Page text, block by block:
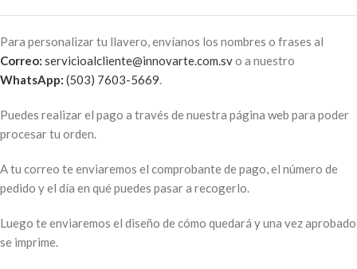
Para personalizar tu llavero, envíanos los nombres o frases al
Correo: servicioalcliente@innovarte.com.svo a nuestro
WhatsApp: (503) 7603-5669.
Puedes realizar el pago a través de nuestra página web para poder
procesar tu orden.
A tu correo te enviaremos el comprobante de pago, el número de
pedido y el día en qué puedes pasar a recogerlo.
Luego te enviaremos el diseño de cómo quedará y una vez aprobado
se imprime.